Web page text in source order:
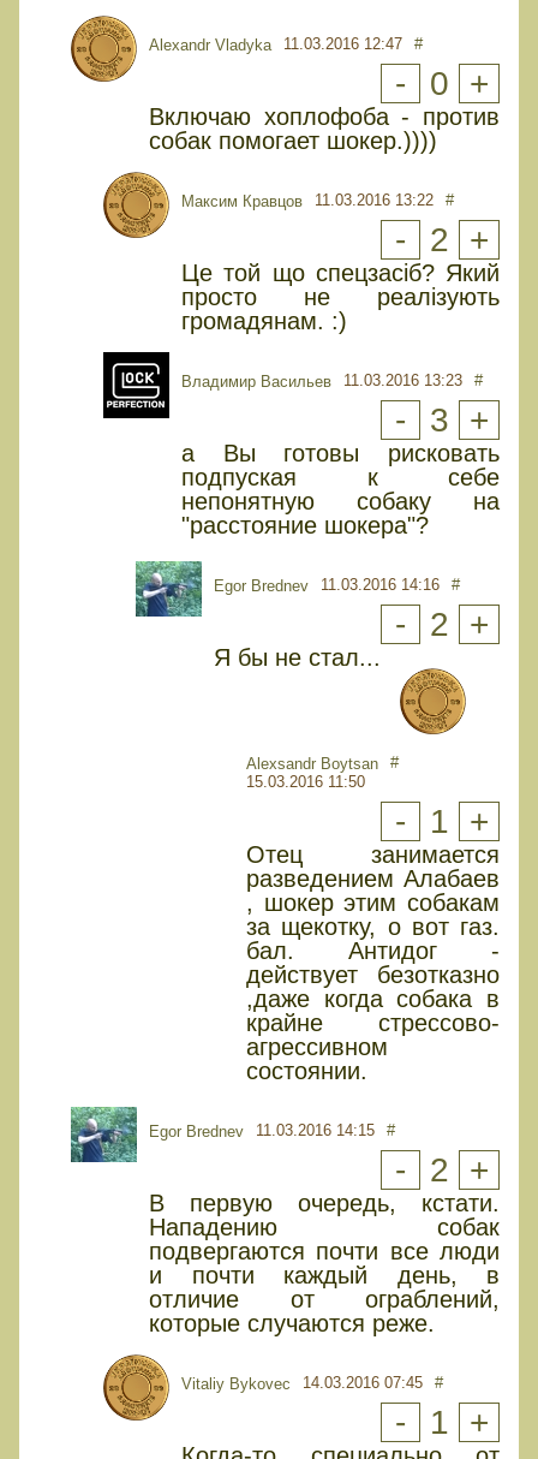
Alexandr Vladyka 11.03.2016 12:47 #
- 0 +
Включаю хоплофоба - против
собак помогает шокер.))))
Максим Кравцов 11.03.2016 13:22 #
- 2 +
Це той що спецзасіб? Який
просто не реалізують
громадянам. :)
Владимир Васильев 11.03.2016 13:23 #
- 3 +
а Вы готовы рисковать
подпуская к себе
непонятную собаку на
"расстояние шокера"?
Egor Brednev 11.03.2016 14:16 #
- 2 +
Я бы не стал...
Alexsandr Boytsan
15.03.2016 11:50
#
- 1 +
Отец занимается
разведением Алабаев
, шокер этим собакам
за щекотку, о вот газ.
бал. Антидог -
действует безотказно
,даже когда собака в
крайне стрессово-
агрессивном
состоянии.
Egor Brednev 11.03.2016 14:15 #
- 2 +
В первую очередь, кстати.
Нападению собак
подвергаются почти все люди
и почти каждый день, в
отличие от ограблений,
которые случаются реже.
Vitaliy Bykovec 14.03.2016 07:45 #
- 1 +